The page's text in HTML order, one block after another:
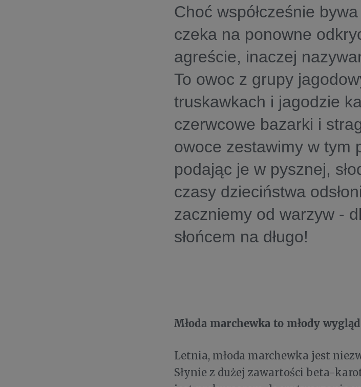
Choć współcześnie
czeka na ponowne
agreście, inaczej
To owoc z grupy
truskawkach i jagodzie
czerwcowe bazarki i
owoce zestawimy w tym
podając je w pysznej,
czasy dzieciństwa
zaczniemy od warzyw -
słońcem na długo!
Młoda marchewka to młody
Letnia, młoda marchewka jest
Słynie z dużej zawartości beta-